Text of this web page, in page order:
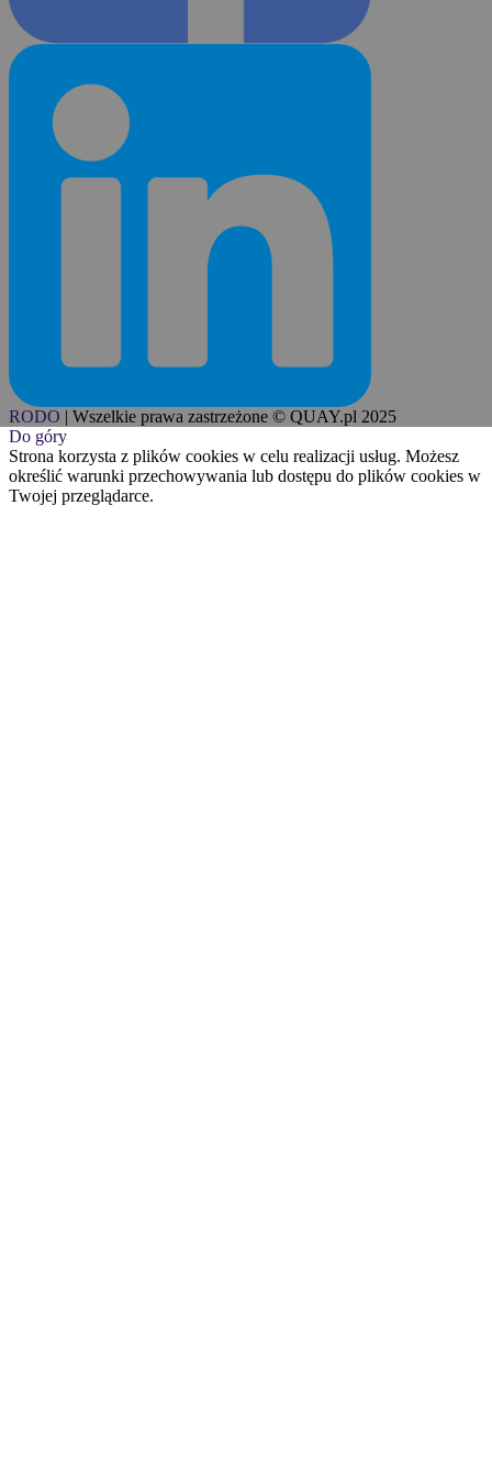
RODO | Wszelkie prawa zastrzeżone © QUAY.pl 2025
Do góry
Strona korzysta z plików cookies w celu realizacji usług. Możesz
określić warunki przechowywania lub dostępu do plików cookies w
Twojej przeglądarce.